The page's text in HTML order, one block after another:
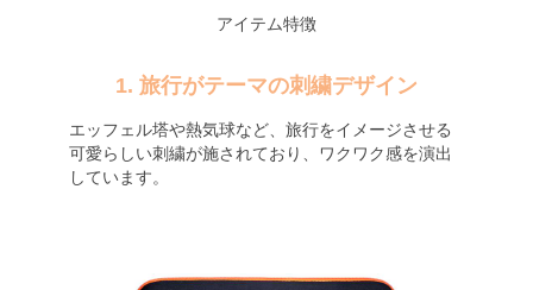
アイテム特徴
1. 旅行がテーマの刺繍デザイン
エッフェル塔や熱気球など、旅行をイメージさせる
可愛らしい刺繍が施されており、ワクワク感を演出
しています。